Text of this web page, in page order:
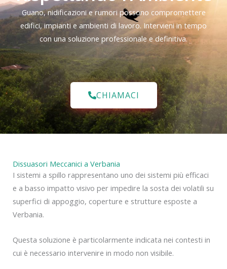
Guano, nidificazioni e rumori possono compromettere
edifici, impianti e ambienti di lavoro. Intervieni in tempo
con una soluzione professionale e definitiva.
CHIAMACI
Dissuasori Meccanici a Verbania
I sistemi a spillo rappresentano uno dei sistemi più efficaci
e a basso impatto visivo per impedire la sosta dei volatili su
superfici di appoggio, coperture e strutture esposte a
Verbania.
Questa soluzione è particolarmente indicata nei contesti in
cui è necessario intervenire in modo non visibile.